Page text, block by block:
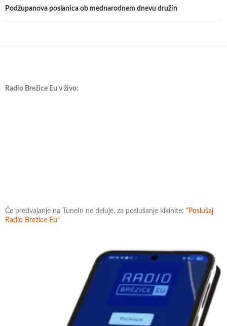
Podžupanova poslanica ob mednarodnem dnevu družin
Radio Brežice Eu v živo:
Če predvajanje na TuneIn ne deluje, za poslušanje klkinite: "Poslušaj
Radio Brežice Eu"